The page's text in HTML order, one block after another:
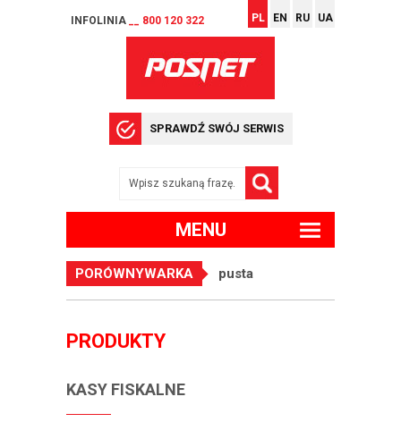
INFOLINIA __ 800 120 322 PL EN RU UA
SPRAWDŹ SWÓJ SERWIS
MENU
PORÓWNYWARKA pusta
PRODUKTY
KASY FISKALNE